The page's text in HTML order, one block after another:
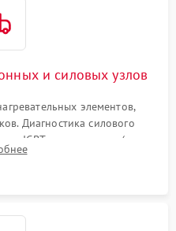
и силовых узлов
элементов,
Диагностика силового
и IGBT-транзисторов (для
газ-контроля (для газовых